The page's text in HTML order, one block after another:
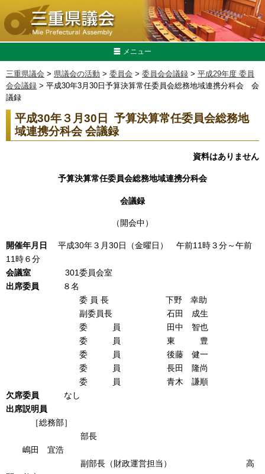
メニュー
三重県議会 > 県議会の活動 > 委員会 > 委員会会議録 > 平成29年度 委員
会会議録 > 平成30年3月30日予算決算常任委員会総務地域連携分科会 会
議録
平成30年３月30日 予算決算常任委員会総務地
域連携分科会 会議録
資料はありません
予算決算常任委員会総務地域連携分科会
会議録
（開会中）
開催年月日 平成30年３月30日（金曜日） 午前11時３分～午前
11時６分
会議室 301委員会室
出席委員 ８名
委 員 長 下野 幸助
副委員長 石田 成生
委 員 田中 智也
委 員 東 豊
委 員 後藤 健一
委 員 長田 隆尚
委 員 青木 謙順
欠席委員 なし
出席説明員
［総務部］
部長
嶋田 宜浩
副部長（財政運営担当） 高